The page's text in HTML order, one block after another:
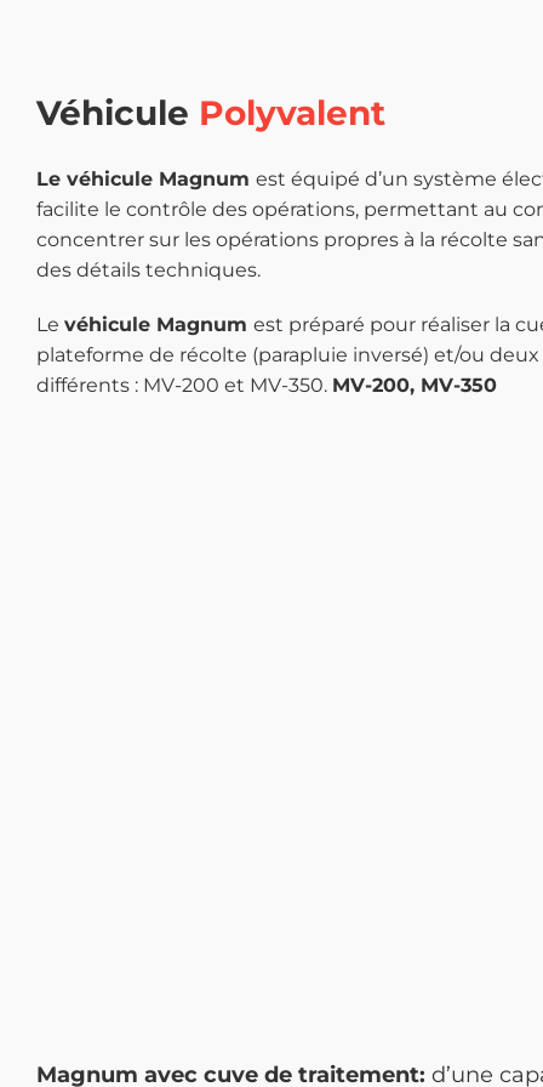
Véhicule Polyvalent
Le véhicule Magnum est équipé d’un système
facilite le contrôle des opérations, permettant au
concentrer sur les opérations propres à la récolte
des détails techniques.
Le véhicule Magnum est préparé pour réaliser la
plateforme de récolte (parapluie inversé) et/ou
différents : MV-200 et MV-350. MV-200, MV-350
Magnum avec cuve de traitement: d’une